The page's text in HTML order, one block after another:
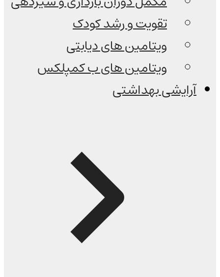
تقویت و رشد کودک
ویتامین های دیابتی
ویتامین های ب کمپلکس
آرایشی بهداشتی